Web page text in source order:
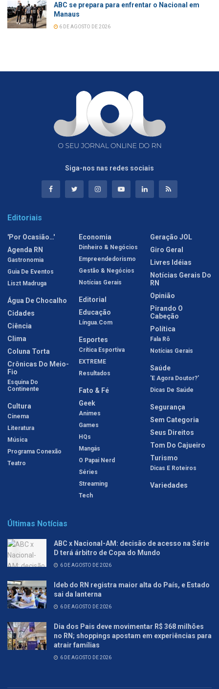
ABC se prepara para enfrentar o Nacional em
Manaus
6 DE AGOSTO DE 2026
Siga-nos nas redes sociais
Editoriais
'Por Ocasião…'
Agenda RN
Gastronomia
Guia De Eventos
Liszt Madruga
Água De Chocalho
Cidades
Ciência
Clima
Coluna Torta
Crônicas Do Meio-
Fio
Esquina Do
Continente
Cultura
Cinema
Literatura
Música
Programa Conexão
Teatro
Economia
Dinheiro & Negócios
Empreendedorismo
Gestão & Negócios
Notícias Gerais
Editorial
Educação
Língua.com
Esportes
Crítica Esportiva
EXTREME
Resultados
Fato & Fé
Geek
Animes
Games
HQs
Mangás
O Papai Nerd
Séries
Streaming
Tech
Geração JOL
Giro Geral
Livres Idéias
Notícias Gerais Do
RN
Opinião
Pirando O
Cabeção
Política
Fala Rô
Notícias Gerais
Saúde
'E Agora Doutor?'
Dicas De Saúde
Segurança
Sem Categoria
Seus Direitos
Tom Do Cajueiro
Turismo
Dicas E Roteiros
Variedades
Últimas Notícias
ABC x Nacional-AM: decisão de acesso na Série
D terá árbitro de Copa do Mundo
6 DE AGOSTO DE 2026
Ideb do RN registra maior alta do País, e Estado
sai da lanterna
6 DE AGOSTO DE 2026
Dia dos Pais deve movimentar R$ 368 milhões
no RN; shoppings apostam em experiências para
atrair famílias
6 DE AGOSTO DE 2026